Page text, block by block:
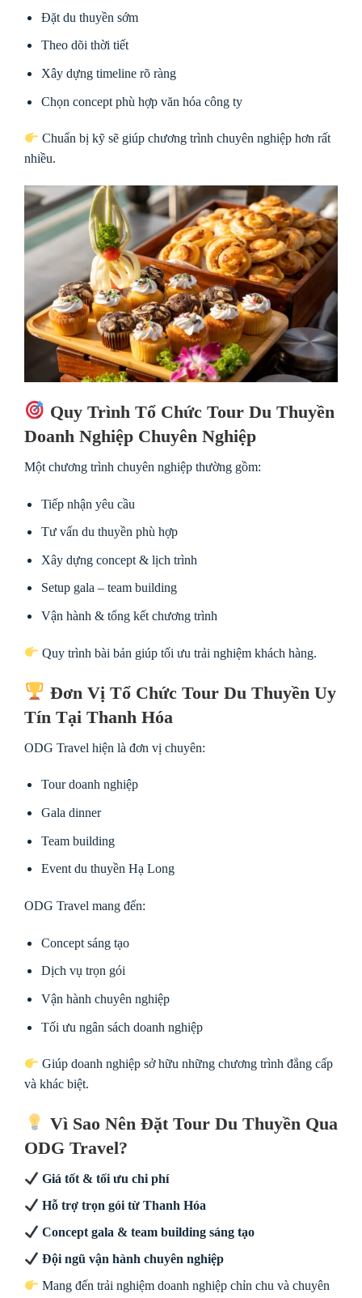
Đặt du thuyền sớm
Theo dõi thời tiết
Xây dựng timeline rõ ràng
Chọn concept phù hợp văn hóa công ty
Chuẩn bị kỹ sẽ giúp chương trình chuyên nghiệp hơn rất
nhiều.
Quy Trình Tổ Chức Tour Du Thuyền
Doanh Nghiệp Chuyên Nghiệp
Một chương trình chuyên nghiệp thường gồm:
Tiếp nhận yêu cầu
Tư vấn du thuyền phù hợp
Xây dựng concept & lịch trình
Setup gala – team building
Vận hành & tổng kết chương trình
Quy trình bài bản giúp tối ưu trải nghiệm khách hàng.
Đơn Vị Tổ Chức Tour Du Thuyền Uy
Tín Tại Thanh Hóa
ODG Travel hiện là đơn vị chuyên:
Tour doanh nghiệp
Gala dinner
Team building
Event du thuyền Hạ Long
ODG Travel mang đến:
Concept sáng tạo
Dịch vụ trọn gói
Vận hành chuyên nghiệp
Tối ưu ngân sách doanh nghiệp
Giúp doanh nghiệp sở hữu những chương trình đẳng cấp
và khác biệt.
Vì Sao Nên Đặt Tour Du Thuyền Qua
ODG Travel?
Giá tốt & tối ưu chi phí
Hỗ trợ trọn gói từ Thanh Hóa
Concept gala & team building sáng tạo
Đội ngũ vận hành chuyên nghiệp
Mang đến trải nghiệm doanh nghiệp chỉn chu và chuyên